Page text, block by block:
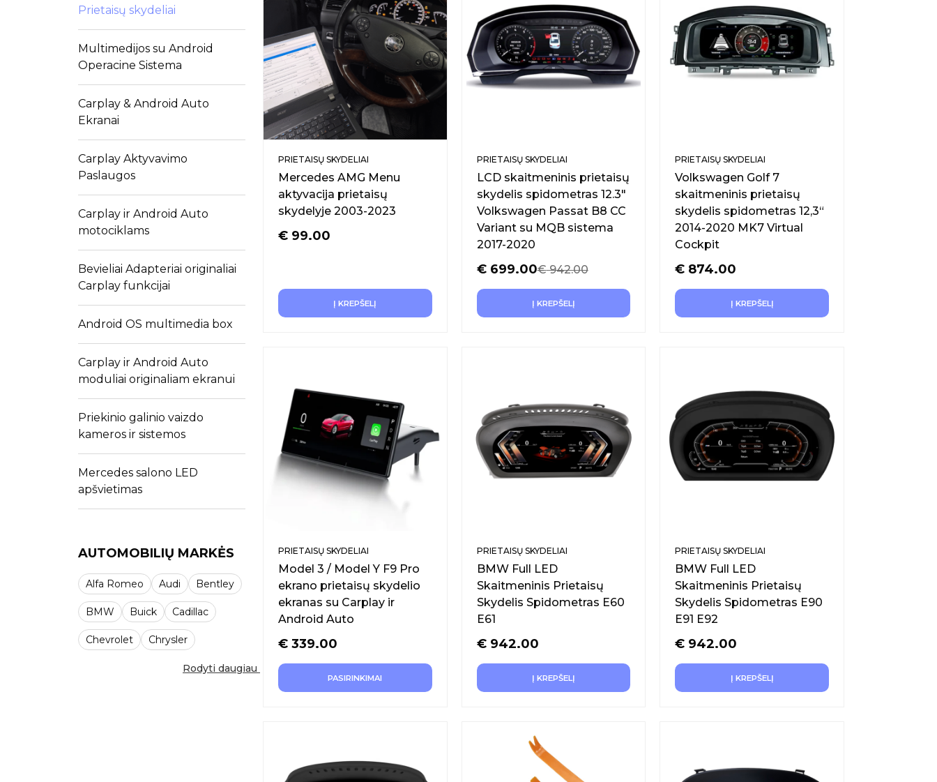
Prietaisų skydeliai
Multimedijos su Android
Operacine Sistema
Carplay & Android Auto
Ekranai
Carplay Aktyvavimo
Paslaugos
Carplay ir Android Auto
motociklams
Bevieliai Adapteriai originaliai
Carplay funkcijai
Android OS multimedia box
Carplay ir Android Auto
moduliai originaliam ekranui
Priekinio galinio vaizdo
kameros ir sistemos
Mercedes salono LED
apšvietimas
AUTOMOBILIŲ MARKĖS
Alfa Romeo Audi Bentley
BMW Buick Cadillac
Chevrolet Chrysler
Rodyti daugiau
PRIETAISŲ SKYDELIAI
Mercedes AMG Menu
aktyvacija prietaisų
skydelyje 2003-2023
€ 99.00
Į KREPŠELĮ
PRIETAISŲ SKYDELIAI
LCD skaitmeninis prietaisų
skydelis spidometras 12.3″
Volkswagen Passat B8 CC
Variant su MQB sistema
2017-2020
€942.00
€699.00
Į KREPŠELĮ
PRIETAISŲ SKYDELIAI
Volkswagen Golf 7
skaitmeninis prietaisų
skydelis spidometras 12,3“
2014-2020 MK7 Virtual
Cockpit
€ 874.00
Į KREPŠELĮ
PRIETAISŲ SKYDELIAI
Model 3 / Model Y F9 Pro
ekrano prietaisų skydelio
ekranas su Carplay ir
Android Auto
€ 339.00
PASIRINKIMAI
PRIETAISŲ SKYDELIAI
BMW Full LED
Skaitmeninis Prietaisų
Skydelis Spidometras E60
E61
€942.00
Į KREPŠELĮ
PRIETAISŲ SKYDELIAI
BMW Full LED
Skaitmeninis Prietaisų
Skydelis Spidometras E90
E91 E92
€ 942.00
Į KREPŠELĮ